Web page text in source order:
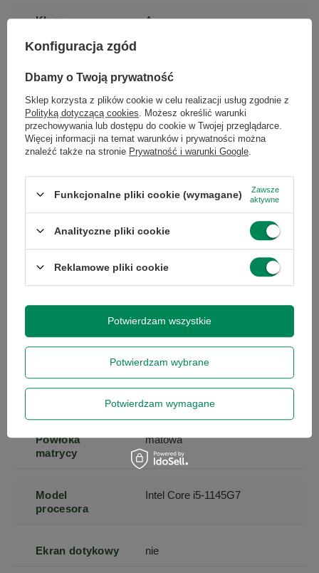
Klasa A
Marka Dell
Model Latitude 9520
standardowy
Układ klawiatury NORDIC (qwerty)
Klawiatura
QWERTY (spolszczona
stickerami)
ekranu
15
Powłoka
matrycy
matowa
Model
procesora
Intel Core i5-1145G7
Ekran dotykowy nie
Konfiguracja zgód
Dbamy o Twoją prywatność
Sklep korzysta z plików cookie w celu realizacji usług zgodnie z
Polityką dotyczącą cookies . Możesz określić warunki
przechowywania lub dostępu do cookie w Twojej przeglądarce.
Więcej informacji na temat warunków i prywatności można
znaleźć także na stronie Prywatność i warunki Google
Funkcjonalne pliki cookie (wymagane)
Zawsze
aktywne
Analityczne pliki cookie
Reklamowe pliki cookie
Potwierdzam wybrane
Potwierdzam wymagane
Potwierdzam wszystkie